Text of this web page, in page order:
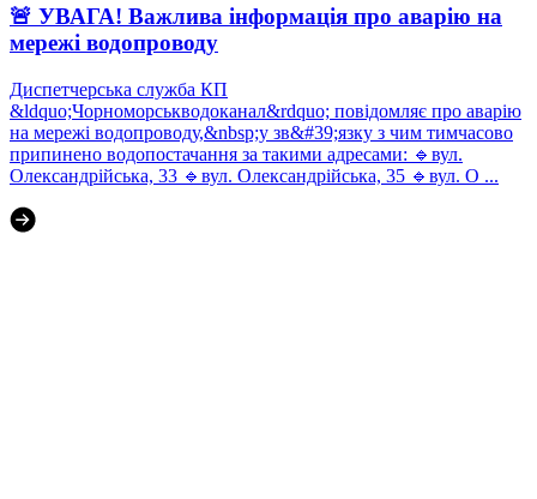
🚨 УВАГА! Важлива інформація про аварію на
мережі водопроводу
Диспетчерська служба КП
&ldquo;Чорноморськводоканал&rdquo; повідомляє про аварію
на мережі водопроводу,&nbsp;у зв&#39;язку з чим тимчасово
припинено водопостачання за такими адресами: 🔹вул.
Олександрійська, 33 🔹вул. Олександрійська, 35 🔹вул. О ...